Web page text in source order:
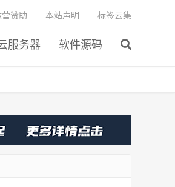
服务器 软件源码
营赞助 本站声明 标签云集